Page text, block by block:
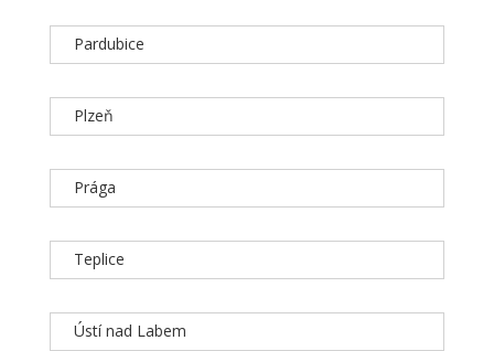
Pardubice
Plzeň
Prága
Teplice
Ústí nad Labem